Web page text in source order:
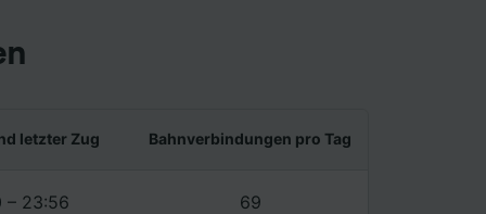
letzter Zug Bahnverbindungen pro Tag
– 23:56 69